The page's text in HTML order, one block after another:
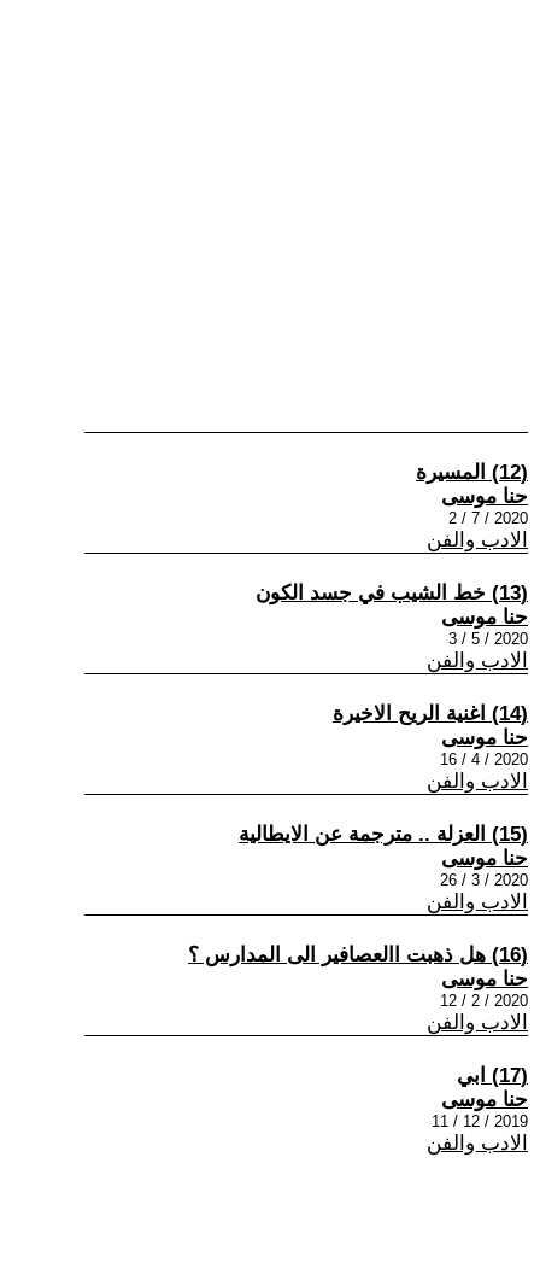
(12) المسيرة
حنا موسى
2020 / 7 / 2
الادب والفن
(13) خط الشيب في جسد الكون
حنا موسى
2020 / 5 / 3
الادب والفن
(14) اغنية الريح الاخيرة
حنا موسى
2020 / 4 / 16
الادب والفن
(15) العزلة .. مترجمة عن الايطالية
حنا موسى
2020 / 3 / 26
الادب والفن
(16) هل ذهبت االعصافير الى المدارس ؟
حنا موسى
2020 / 2 / 12
الادب والفن
(17) ابي
حنا موسى
2019 / 12 / 11
الادب والفن